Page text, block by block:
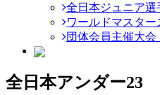
全日本ジュニア選
ワールドマスタ
団体会員主催大会
全日本アンダー23